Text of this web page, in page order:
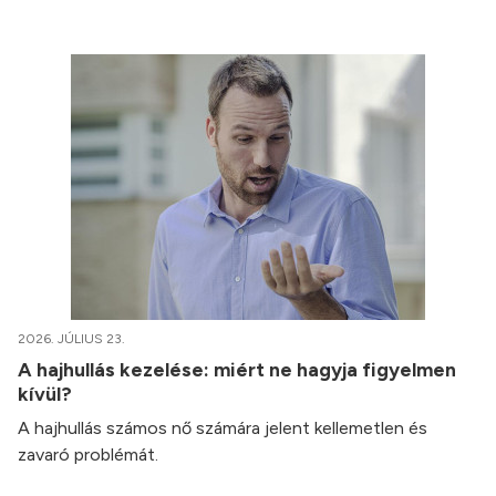
2026. JÚLIUS 23.
A hajhullás kezelése: miért ne hagyja figyelmen
kívül?
A hajhullás számos nő számára jelent kellemetlen és
zavaró problémát.